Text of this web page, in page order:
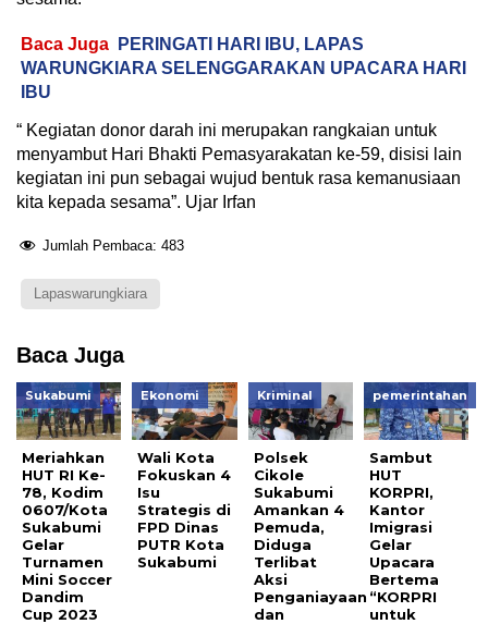
Baca Juga
PERINGATI HARI IBU, LAPAS
WARUNGKIARA SELENGGARAKAN UPACARA HARI
IBU
“ Kegiatan donor darah ini merupakan rangkaian untuk
menyambut Hari Bhakti Pemasyarakatan ke-59, disisi lain
kegiatan ini pun sebagai wujud bentuk rasa kemanusiaan
kita kepada sesama”. Ujar Irfan
Jumlah Pembaca: 483
Lapaswarungkiara
Baca Juga
Sukabumi
Meriahkan
HUT RI Ke-
78, Kodim
0607/Kota
Sukabumi
Gelar
Turnamen
Mini Soccer
Dandim
Cup 2023
Ekonomi
Wali Kota
Fokuskan 4
Isu
Strategis di
FPD Dinas
PUTR Kota
Sukabumi
Kriminal
Polsek
Cikole
Sukabumi
Amankan 4
Pemuda,
Diduga
Terlibat
Aksi
Penganiayaan
dan
pemerintahan
Sambut
HUT
KORPRI,
Kantor
Imigrasi
Gelar
Upacara
Bertema
“KORPRI
untuk